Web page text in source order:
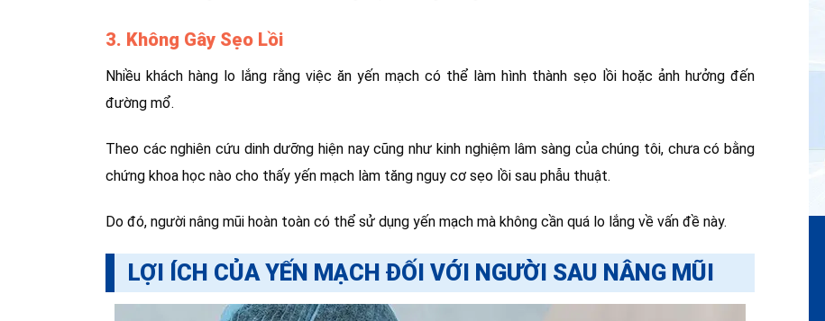
3. Không Gây Sẹo Lồi
Nhiều khách hàng lo lắng rằng việc ăn yến mạch có thể làm hình thành sẹo lồi hoặc ảnh hưởng đến
đường mổ.
Theo các nghiên cứu dinh dưỡng hiện nay cũng như kinh nghiệm lâm sàng của chúng tôi, chưa có bằng
chứng khoa học nào cho thấy yến mạch làm tăng nguy cơ sẹo lồi sau phẫu thuật.
Do đó, người nâng mũi hoàn toàn có thể sử dụng yến mạch mà không cần quá lo lắng về vấn đề này.
LỢI ÍCH CỦA YẾN MẠCH ĐỐI VỚI NGƯỜI SAU NÂNG MŨI